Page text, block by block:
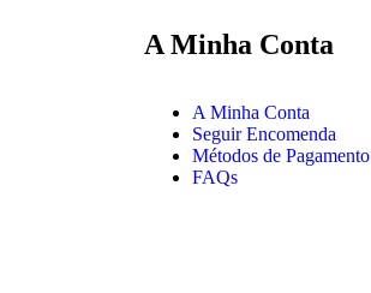
A Minha Conta
A Minha Conta
Seguir Encomenda
Métodos de Pagamento
FAQs